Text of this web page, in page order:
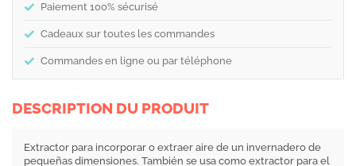
Paiement 100% sécurisé
Cadeaux sur toutes les commandes
Commandes en ligne ou par téléphone
DESCRIPTION DU PRODUIT
Extractor para incorporar o extraer aire de un invernadero de
pequeñas dimensiones. También se usa como extractor para el